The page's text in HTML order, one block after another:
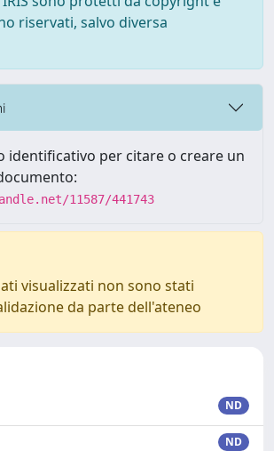
riservati, salvo diversa
identificativo per citare o creare un
11587/441743
visualizzati non sono stati
da parte dell'ateneo
ND
ND